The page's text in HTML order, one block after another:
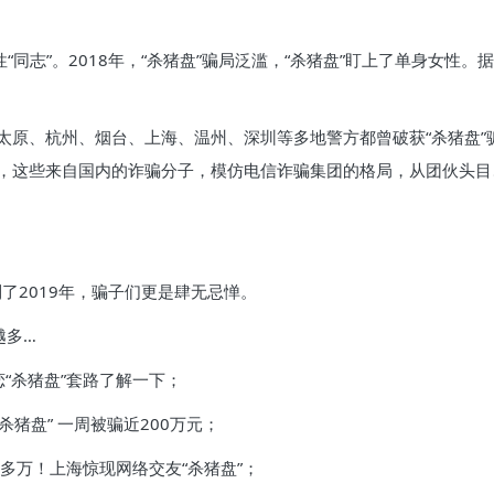
同志”。2018年，“杀猪盘”骗局泛滥，“杀猪盘”盯上了单身女性
、杭州、烟台、上海、温州、深圳等多地警方都曾破获“杀猪盘
些来自国内的诈骗分子，模仿电信诈骗集团的格局，从团伙头
2019年，骗子们更是肆无忌惮。
多…
猪盘”套路了解一下；
猪盘” 一周被骗近200万元；
万！上海惊现网络交友“杀猪盘”；